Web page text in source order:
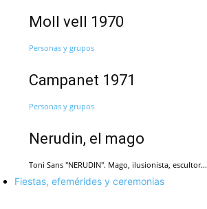
Moll vell 1970
Personas y grupos
Campanet 1971
Personas y grupos
Nerudin, el mago
Toni Sans "NERUDIN". Mago, ilusionista, escultor...
Fiestas, efemérides y ceremonias